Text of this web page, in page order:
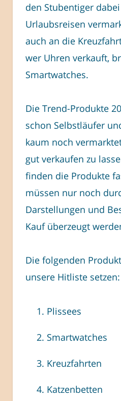
den Stubentiger
Urlaubsreisen
auch an die
wer Uhren verkauft,
Smartwatches.
Die Trend-Produkte
schon Selbstläufer
kaum noch
gut verkaufen zu
finden die Produkte
müssen nur noch
Darstellungen und
Kauf überzeugt
Die folgenden
unsere Hitliste setzen:
Plissees
Smartwatches
Kreuzfahrten
Katzenbetten